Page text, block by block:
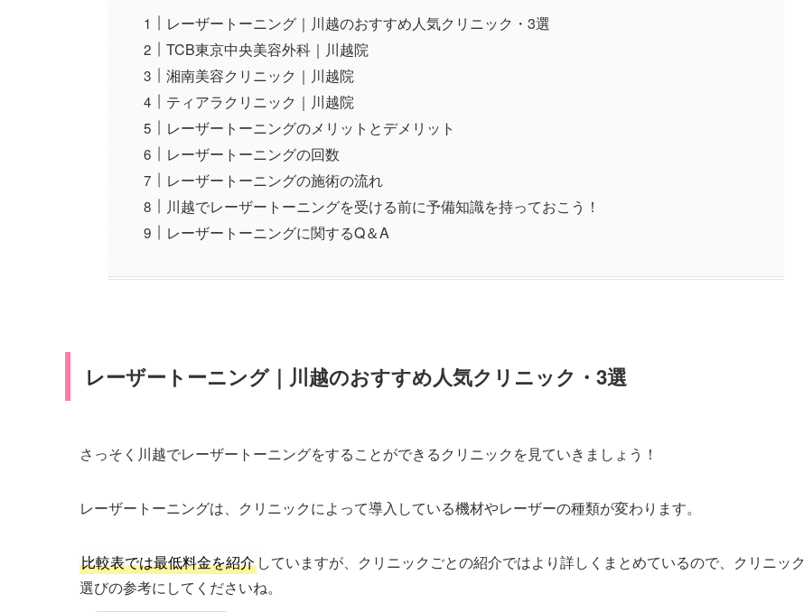
レーザートーニング｜川越のおすすめ人気クリニック・3選
TCB東京中央美容外科｜川越院
湘南美容クリニック｜川越院
ティアラクリニック｜川越院
レーザートーニングのメリットとデメリット
レーザートーニングの回数
レーザートーニングの施術の流れ
川越でレーザートーニングを受ける前に予備知識を持っておこう！
レーザートーニングに関するQ＆A
レーザートーニング｜川越のおすすめ人気クリニック・3選
さっそく川越でレーザートーニングをすることができるクリニックを見ていきましょう！
レーザートーニングは、クリニックによって導入している機材やレーザーの種類が変わります。
比較表では最低料金を紹介 していますが、クリニックごとの紹介ではより詳しくまとめているので、クリニック
選びの参考にしてくださいね。